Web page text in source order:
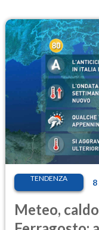
TENDENZA
Meteo,